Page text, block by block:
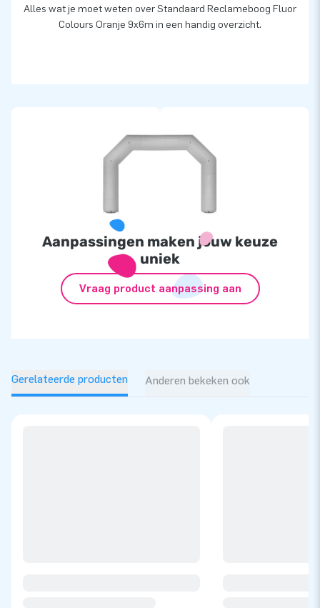
Alles wat je moet weten over Standaard Reclameboog Fluor
Colours Oranje 9x6m in een handig overzicht.
Aanpassingen maken jouw keuze
uniek
Vraag product aanpassing aan
Gerelateerde producten Anderen bekeken ook